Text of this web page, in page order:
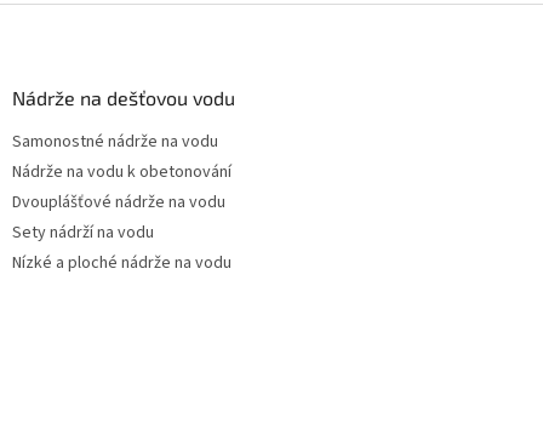
Nádrže na dešťovou vodu
Samonostné nádrže na vodu
Nádrže na vodu k obetonování
Dvouplášťové nádrže na vodu
Sety nádrží na vodu
Nízké a ploché nádrže na vodu